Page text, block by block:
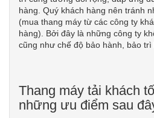
hàng. Quý khách hàng nên tránh
(mua thang máy từ các công ty
hàng). Bởi đây là những công ty
cũng như chế độ bảo hành, bảo trì
Thang máy tải khách
những ưu điểm sau